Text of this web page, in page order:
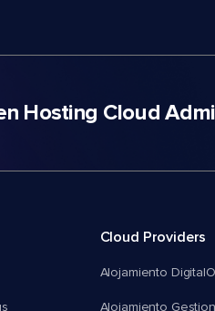
Hosting Cloud
Cloud Providers
Alojamiento
Alojamiento